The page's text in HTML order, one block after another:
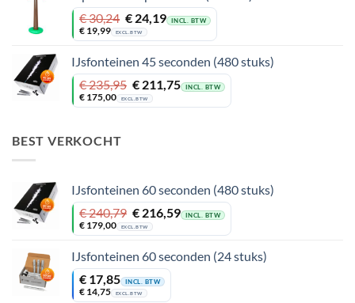
€30,24
Oorspronkelijke
prijs
was:
€ 30,24.
€24,19
Huidige
prijs
is:
€ 24,19.
INCL. BTW
€ 19,99 EXCL. BTW
IJsfonteinen 45 seconden (480 stuks)
€235,95
Oorspronkelijke
prijs
was:
€211,75
Huidige
prijs
is:
INCL. BTW
€ 175,00 EXCL. BTW
BEST VERKOCHT
IJsfonteinen 60 seconden (480 stuks)
€240,79
Oorspronkelijke
prijs
was:
€ 240,79.
€216,59
Huidige
prijs
is:
€ 216,59.
INCL. BTW
€ 179,00 EXCL. BTW
IJsfonteinen 60 seconden (24 stuks)
€ 17,85 INCL. BTW
€ 14,75 EXCL. BTW